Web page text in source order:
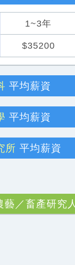
1~3年
$35200
平均薪資
平均薪資
所 平均薪資
藝／畜產研究